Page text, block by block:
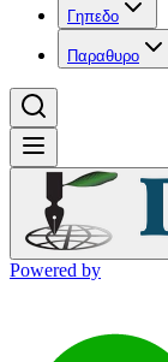
Γηπεδο
Παραθυρο
Powered by